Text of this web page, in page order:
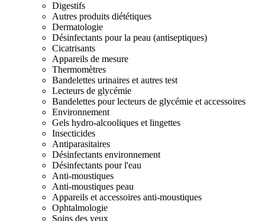
Digestifs
Autres produits diététiques
Dermatologie
Désinfectants pour la peau (antiseptiques)
Cicatrisants
Appareils de mesure
Thermomètres
Bandelettes urinaires et autres test
Lecteurs de glycémie
Bandelettes pour lecteurs de glycémie et accessoires
Environnement
Gels hydro-alcooliques et lingettes
Insecticides
Antiparasitaires
Désinfectants environnement
Désinfectants pour l'eau
Anti-moustiques
Anti-moustiques peau
Appareils et accessoires anti-moustiques
Ophtalmologie
Soins des yeux